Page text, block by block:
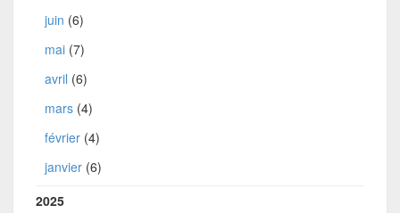
juin (6)
mai (7)
avril (6)
mars (4)
février (4)
janvier (6)
2025